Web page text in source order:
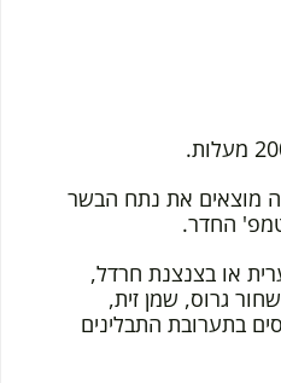
מוצאים את נתח הבשר
החדר.
או בצנצנת חרדל,
גרוס, שמן זית,
בתערובת התבלינים